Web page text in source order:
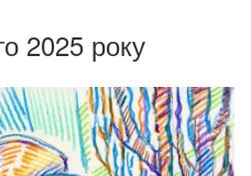
2025 року